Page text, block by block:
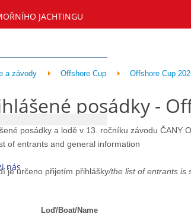
JACHTINGU
nás
a závody Offshore Cup Offshore Cup
posádky -
posádky a lodě v 13. ročníku závodu ČANY
of entrants and general information
je určeno přijetím přihlášky/the list of entrants is
Loď/Boat/Name